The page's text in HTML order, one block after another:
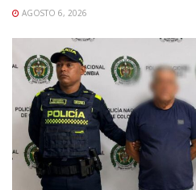
AGOSTO 6, 2026